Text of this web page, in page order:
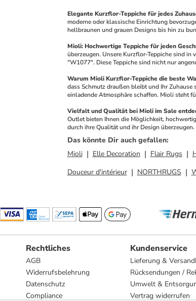
Elegante Kurzflor-Teppiche für jedes
moderne oder klassische Einrichtung
hellbraunen und grauen Designs bis hin zu
Mioli: Hochwertige Teppiche für jeden
überzeugen. Unsere Kurzflor-Teppiche sind in
"W1077". Diese Teppiche sind nicht nur
Warum Mioli Kurzflor-Teppiche die beste
dass Schmutz draußen bleibt und Ihr Zuhause
einladende Atmosphäre schaffen. Mioli steht
Vielfalt und Qualität bei Mioli im Sale
Outlet bieten Ihnen die Möglichkeit,
durch ihre Qualität und ihr Design
Das könnte Dir auch gefallen:
Mioli
Elle Decoration Flair Rugs
Douceur d'intérieur
NORTHRUGS
Rechtliches
AGB
Widerrufsbelehrung
Datenschutz
Compliance
Kundenservice
Lieferung &
Rücksendungen /
Umwelt &
Vertrag widerrufen